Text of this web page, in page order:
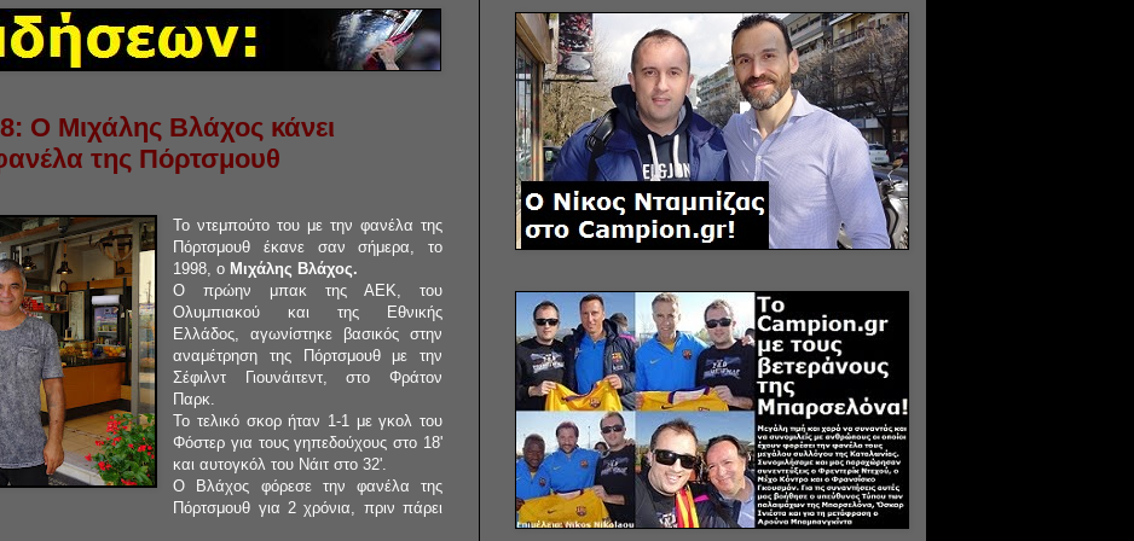
Ο Μιχάλης Βλάχος κάνει
της Πόρτσμουθ
Το ντεμπούτο του με την φανέλα της
Πόρτσμουθ έκανε σαν σήμερα, το
1998, ο Μιχάλης Βλάχος.
Ο πρώην μπακ της ΑΕΚ, του
Ολυμπιακού και της Εθνικής
Ελλάδος, αγωνίστηκε βασικός στην
αναμέτρηση της Πόρτσμουθ με την
Σέφιλντ Γιουνάιτεντ, στο Φράτον
Παρκ.
Το τελικό σκορ ήταν 1-1 με γκολ του
Φόστερ για τους γηπεδούχους στο 18'
και αυτογκόλ του Νάιτ στο 32'.
Ο Βλάχος φόρεσε την φανέλα της
Πόρτσμουθ για 2 χρόνια, πριν πάρει